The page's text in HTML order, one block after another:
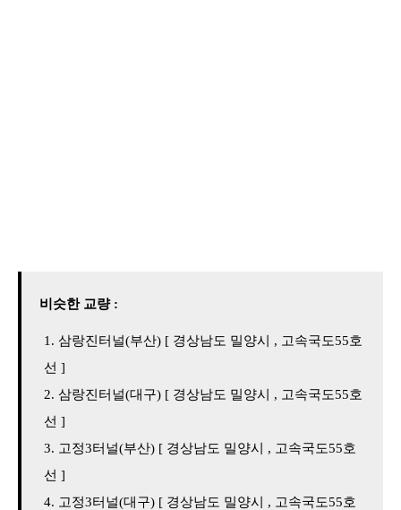
비슷한 교량 :
삼랑진터널(부산) [ 경상남도 밀양시 , 고속국도55호
선 ]
삼랑진터널(대구) [ 경상남도 밀양시 , 고속국도55호
선 ]
고정3터널(부산) [ 경상남도 밀양시 , 고속국도55호
선 ]
고정3터널(대구) [ 경상남도 밀양시 , 고속국도55호